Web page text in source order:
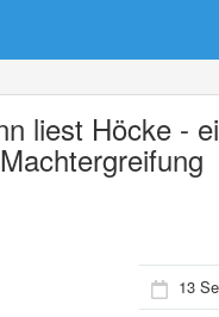
liest Höcke -
13